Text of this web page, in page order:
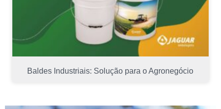
Baldes Industriais: Solução para o Agronegócio